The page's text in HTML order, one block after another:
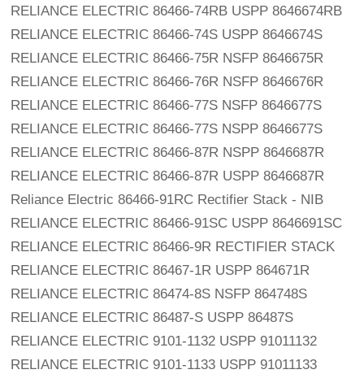
RELIANCE ELECTRIC 86466-74RB USPP 8646674RB
RELIANCE ELECTRIC 86466-74S USPP 8646674S
RELIANCE ELECTRIC 86466-75R NSFP 8646675R
RELIANCE ELECTRIC 86466-76R NSFP 8646676R
RELIANCE ELECTRIC 86466-77S NSFP 8646677S
RELIANCE ELECTRIC 86466-77S NSPP 8646677S
RELIANCE ELECTRIC 86466-87R NSPP 8646687R
RELIANCE ELECTRIC 86466-87R USPP 8646687R
Reliance Electric 86466-91RC Rectifier Stack - NIB
RELIANCE ELECTRIC 86466-91SC USPP 8646691SC
RELIANCE ELECTRIC 86466-9R RECTIFIER STACK
RELIANCE ELECTRIC 86467-1R USPP 864671R
RELIANCE ELECTRIC 86474-8S NSFP 864748S
RELIANCE ELECTRIC 86487-S USPP 86487S
RELIANCE ELECTRIC 9101-1132 USPP 91011132
RELIANCE ELECTRIC 9101-1133 USPP 91011133